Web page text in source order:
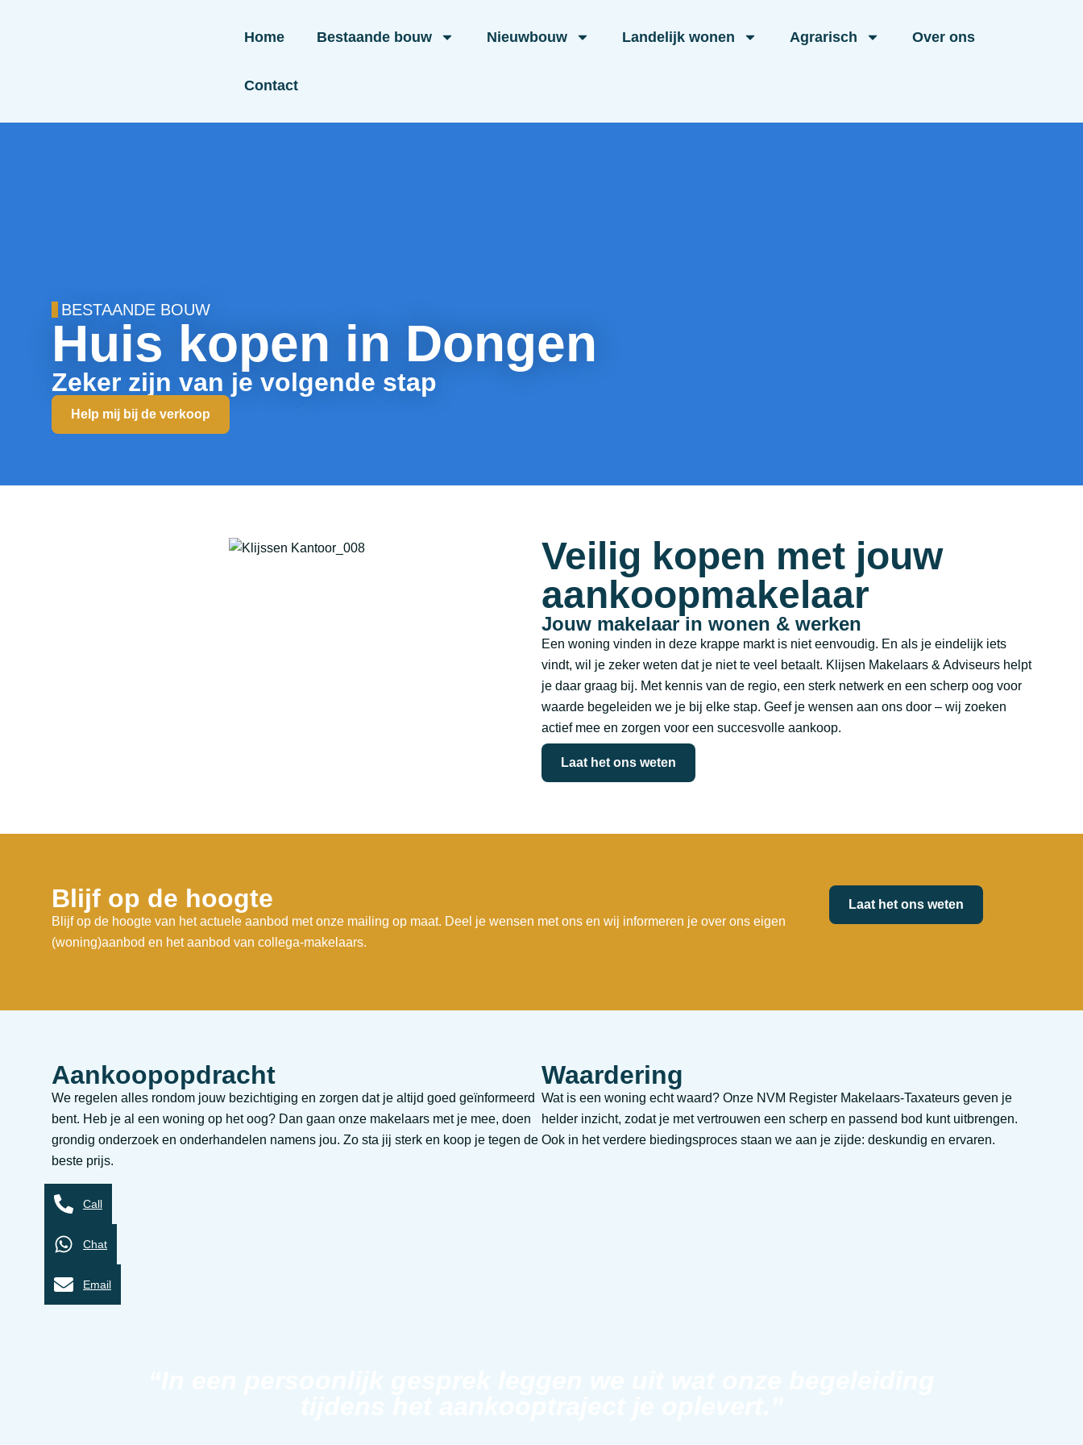
Home Bestaande bouw Nieuwbouw Landelijk wonen Agrarisch Over ons
Contact
BESTAANDE BOUW
Huis kopen in Dongen
Zeker zijn van je volgende stap
Help mij bij de verkoop
Veilig kopen met jouw
aankoopmakelaar
Jouw makelaar in wonen & werken
Een woning vinden in deze krappe markt is niet eenvoudig. En als je eindelijk iets
vindt, wil je zeker weten dat je niet te veel betaalt. Klijsen Makelaars & Adviseurs helpt
je daar graag bij. Met kennis van de regio, een sterk netwerk en een scherp oog voor
waarde begeleiden we je bij elke stap. Geef je wensen aan ons door – wij zoeken
actief mee en zorgen voor een succesvolle aankoop.
Laat het ons weten
Blijf op de hoogte
Blijf op de hoogte van het actuele aanbod met onze mailing op maat. Deel je wensen met ons en wij informeren je over ons eigen
(woning)aanbod en het aanbod van collega-makelaars.
Laat het ons weten
Aankoopopdracht
We regelen alles rondom jouw bezichtiging en zorgen dat je altijd goed geïnformeerd
bent. Heb je al een woning op het oog? Dan gaan onze makelaars met je mee, doen
grondig onderzoek en onderhandelen namens jou. Zo sta jij sterk en koop je tegen de
beste prijs.
Waardering
Wat is een woning echt waard? Onze NVM Register Makelaars-Taxateurs geven je
helder inzicht, zodat je met vertrouwen een scherp en passend bod kunt uitbrengen.
Ook in het verdere biedingsproces staan we aan je zijde: deskundig en ervaren.
Call
Chat
Email